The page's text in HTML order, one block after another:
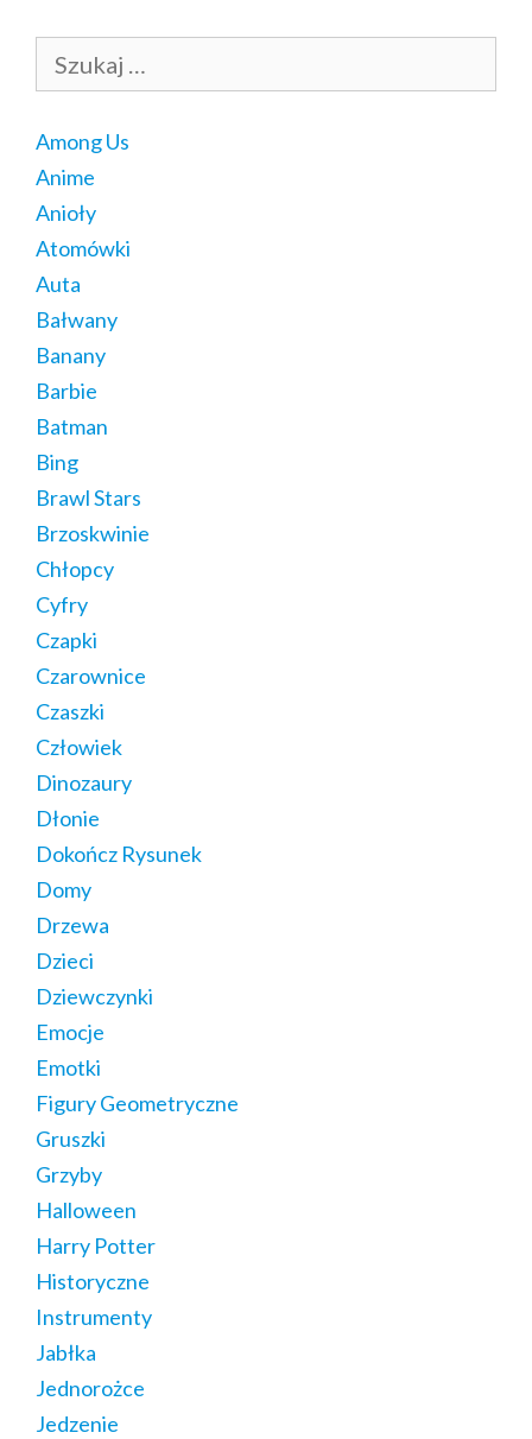
Among Us
Anime
Anioły
Atomówki
Auta
Bałwany
Banany
Barbie
Batman
Bing
Brawl Stars
Brzoskwinie
Chłopcy
Cyfry
Czapki
Czarownice
Czaszki
Człowiek
Dinozaury
Dłonie
Dokończ Rysunek
Domy
Drzewa
Dzieci
Dziewczynki
Emocje
Emotki
Figury Geometryczne
Gruszki
Grzyby
Halloween
Harry Potter
Historyczne
Instrumenty
Jabłka
Jednorożce
Jedzenie